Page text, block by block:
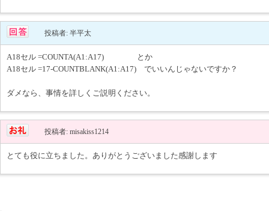
投稿者: 半平太
A18セル =COUNTA(A1:A17) とか
A18セル =17-COUNTBLANK(A1:A17) でいいんじゃないですか？
ダメなら、事情を詳しくご説明ください。
投稿者: misakiss1214
とても役に立ちました。ありがとうございました感謝します